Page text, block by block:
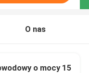
O nas
o mocy 15